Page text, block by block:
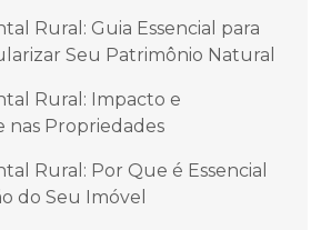
Rural: Guia Essencial para
Seu Patrimônio Natural
Rural: Impacto e
nas Propriedades
Rural: Por Que é Essencial
do Seu Imóvel